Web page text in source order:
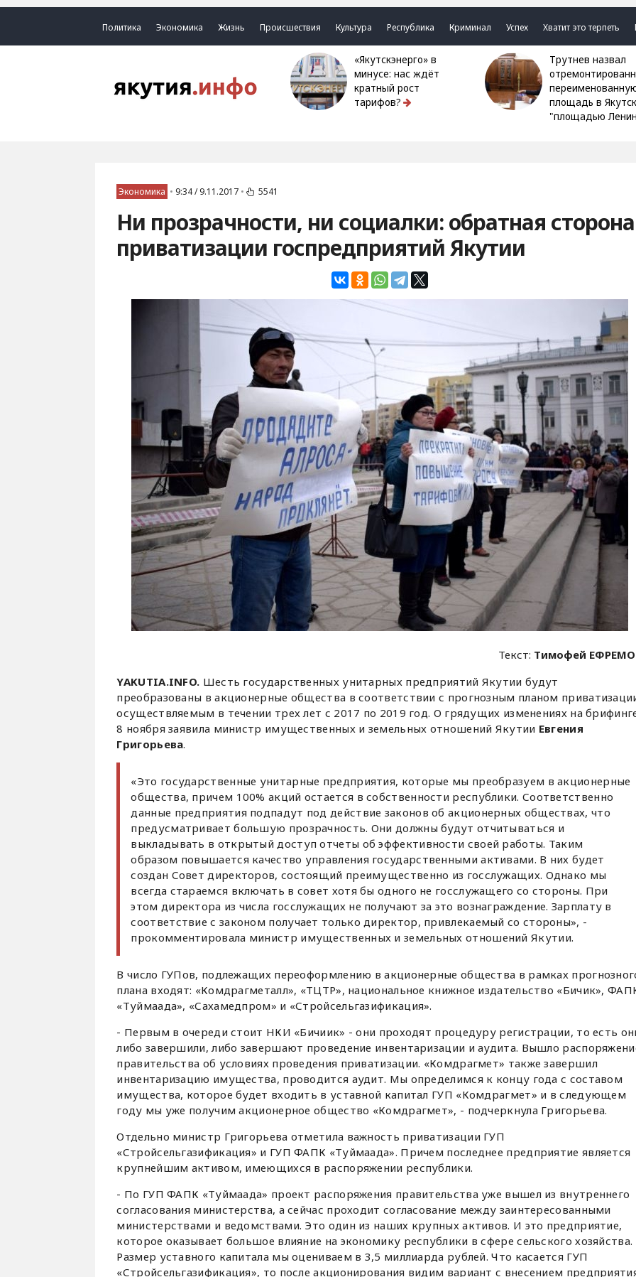
Политика Экономика Жизнь Происшествия Культура Республика Криминал Успех Хватит это терпеть
«Якутскэнерго» в
минусе: нас ждёт
кратный рост
тарифов?
Трутнев назвал
площадь в
"площадью
Экономика • 9:34 / 9.11.2017 • 5541
Ни прозрачности, ни социалки: обратная сторона
приватизации госпредприятий Якутии
Текст: Тимофей
YAKUTIA.INFO. Шесть государственных унитарных предприятий Якутии будут
преобразованы в акционерные общества в соответствии с прогнозным планом
осуществляемым в течении трех лет с 2017 по 2019 год. О грядущих изменениях на
8 ноября заявила министр имущественных и земельных отношений Якутии Евгения
Григорьева.
«Это государственные унитарные предприятия, которые мы преобразуем в акционерные
общества, причем 100% акций остается в собственности республики. Соответственно
данные предприятия подпадут под действие законов об акционерных обществах, что
предусматривает большую прозрачность. Они должны будут отчитываться и
выкладывать в открытый доступ отчеты об эффективности своей работы. Таким
образом повышается качество управления государственными активами. В них будет
создан Совет директоров, состоящий преимущественно из госслужащих. Однако мы
всегда стараемся включать в совет хотя бы одного не госслужащего со стороны. При
этом директора из числа госслужащих не получают за это вознаграждение. Зарплату в
соответствие с законом получает только директор, привлекаемый со стороны», -
прокомментировала министр имущественных и земельных отношений Якутии.
В число ГУПов, подлежащих переоформлению в акционерные общества в рамках
плана входят: «Комдрагметалл», «ТЦТР», национальное книжное издательство «Бичик»,
«Туймаада», «Сахамедпром» и «Стройсельгазификация».
- Первым в очереди стоит НКИ «Бичиик» - они проходят процедуру регистрации, то есть
либо завершили, либо завершают проведение инвентаризации и аудита. Вышло
правительства об условиях проведения приватизации. «Комдрагмет» также завершил
инвентаризацию имущества, проводится аудит. Мы определимся к концу года с составом
имущества, которое будет входить в уставной капитал ГУП «Комдрагмет» и в следующем
году мы уже получим акционерное общество «Комдрагмет», - подчеркнула Григорьева.
Отдельно министр Григорьева отметила важность приватизации ГУП
«Стройсельгазификация» и ГУП ФАПК «Туймаада». Причем последнее предприятие является
крупнейшим активом, имеющихся в распоряжении республики.
- По ГУП ФАПК «Туймаада» проект распоряжения правительства уже вышел из внутреннего
согласования министерства, а сейчас проходит согласование между заинтересованными
министерствами и ведомствами. Это один из наших крупных активов. И это предприятие,
которое оказывает большое влияние на экономику республики в сфере сельского хозяйства.
Размер уставного капитала мы оцениваем в 3,5 миллиарда рублей. Что касается ГУП
«Стройсельгазификация», то после акционирования видим вариант с внесением